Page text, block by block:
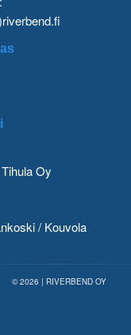
Oy
/ Kouvola
© 2026 | RIVERBEND OY